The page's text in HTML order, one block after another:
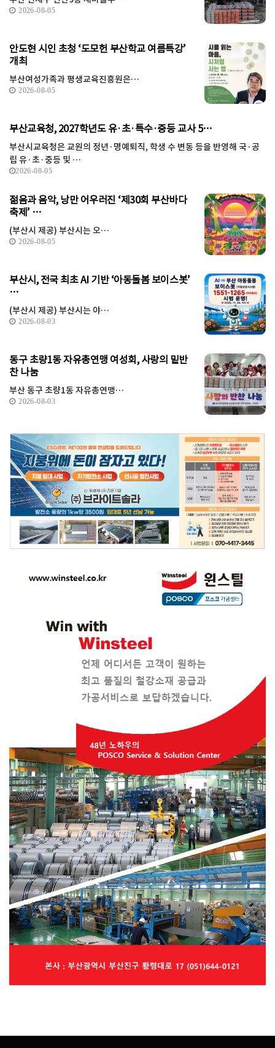
2026-08-05
안도현 시인 초청 ‘도모헌 부산학교 여름특강’
개최
부산여성가족과 평생교육진흥원은…
2026-08-05
부산교육청, 2027학년도 유·초·특수·중등 교사 5…
부산시교육청은 교원의 정년·명예퇴직, 학생 수 변동 등을 반영해 국·공
립 유·초·중등 및 …
2026-08-05
젊음과 음악, 낭만 어우러진 ‘제30회 부산바다
축제’ …
(부산시 제공) 부산시는 오…
2026-08-05
부산시, 전국 최초 AI 기반 ‘아동돌봄 보이스봇’
…
(부산시 제공) 부산시는 야…
2026-08-03
동구 초량1동 자유총연맹 여성회, 사랑의 밑반
찬 나눔
부산 동구 초량1동 자유총연맹…
2026-08-03